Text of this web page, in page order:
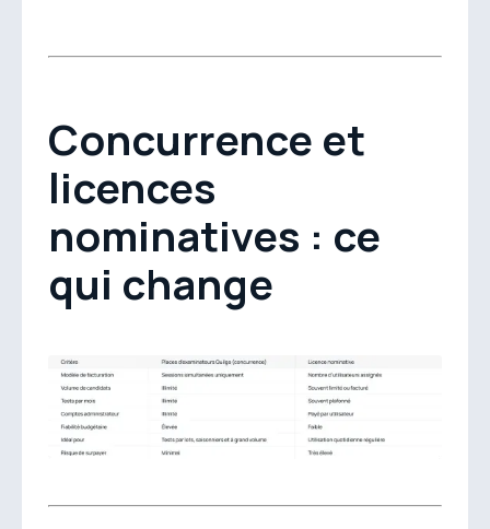
Concurrence et
licences
nominatives : ce
qui change